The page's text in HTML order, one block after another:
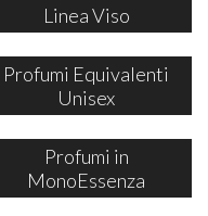
Linea Viso
Profumi Equivalenti
Unisex
Profumi in
MonoEssenza